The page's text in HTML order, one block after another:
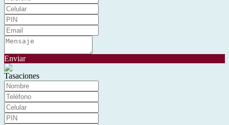
Enviar
Tasaciones